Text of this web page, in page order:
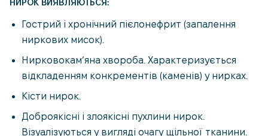
НИРОК ВИЯВЛЯЮТЬСЯ:
Гострий і хронічний пієлонефрит (запалення
ниркових мисок).
Нирковокам’яна хвороба. Характеризується
відкладенням конкрементів (каменів) у нирках.
Кісти нирок.
Доброякісні і злоякісні пухлини нирок.
Візуалізуються у вигляді очагу щільної тканини.